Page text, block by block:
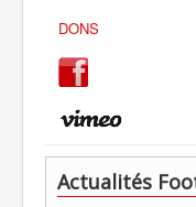
DONS
Actualités